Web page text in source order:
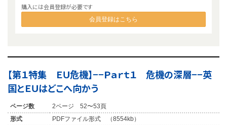
購入には会員登録が必要です
会員登録はこちら
【第１特集 ＥＵ危機】−−Ｐａｒｔ１ 危機の深層−−英
国とＥＵはどこへ向かう
ページ数
2ページ 52〜53頁
形式
PDFファイル形式 （8554kb）